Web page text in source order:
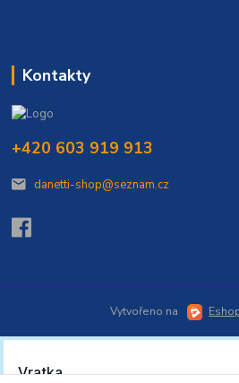
Kontakty
+420 603 919 913
danetti-shop@seznam.cz
Vytvořeno na